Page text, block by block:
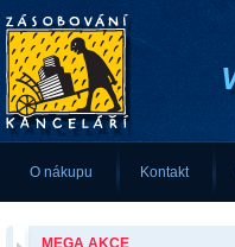
MEGA AKCE
O nákupu Kontakt